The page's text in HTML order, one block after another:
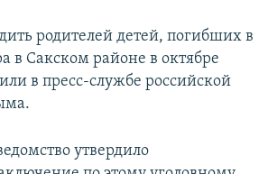
родителей детей, погибших в
в Сакском районе в октябре
в пресс-службе российской
утвердило